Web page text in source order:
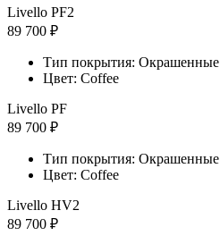
Livello PF2
89 700 ₽
Тип покрытия: Окрашенные
Цвет: Coffee
Livello PF
89 700 ₽
Тип покрытия: Окрашенные
Цвет: Coffee
Livello HV2
89 700 ₽